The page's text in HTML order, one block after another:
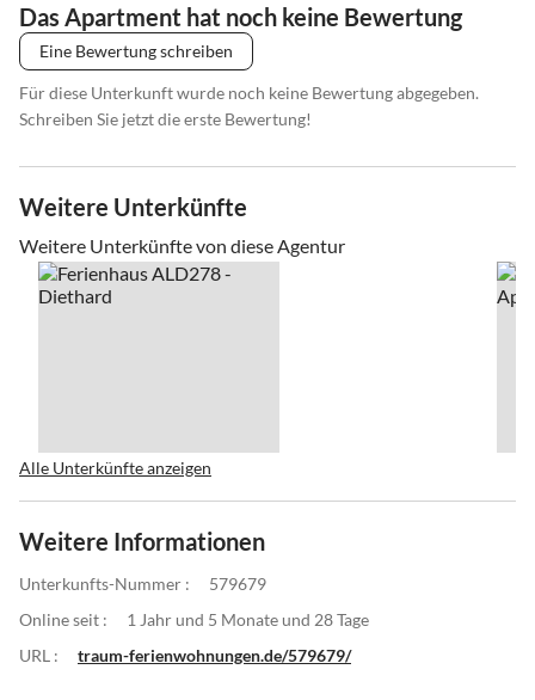
Das Apartment hat noch keine Bewertung
Eine Bewertung schreiben
Für diese Unterkunft wurde noch keine Bewertung abgegeben.
Schreiben Sie jetzt die erste Bewertung!
Weitere Unterkünfte
Weitere Unterkünfte von diese Agentur
Alle Unterkünfte anzeigen
Weitere Informationen
Unterkunfts-Nummer :
579679
Online seit :
1 Jahr und 5 Monate und 28 Tage
URL :
traum-ferienwohnungen.de/579679/